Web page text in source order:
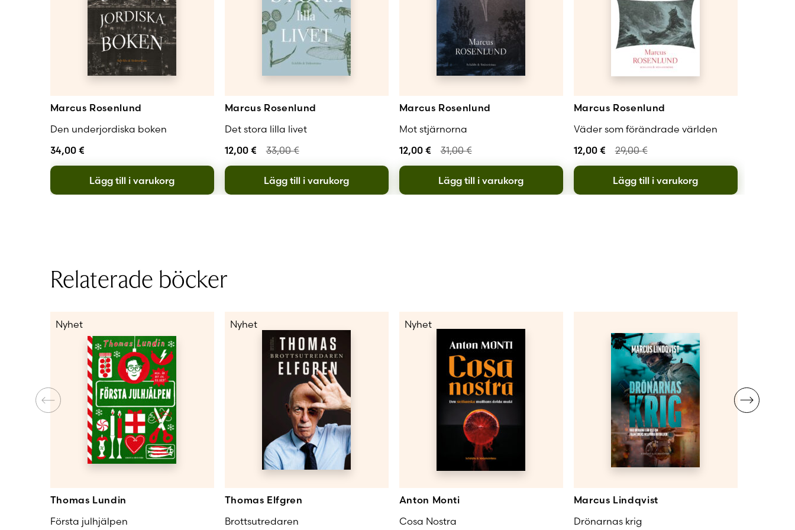
Marcus Rosenlund
Den underjordiska boken
34,00 €
Lägg till i varukorg
Marcus Rosenlund
Det stora lilla livet
12,00 € 33,00€
Lägg till i varukorg
Marcus Rosenlund
Mot stjärnorna
12,00 € 31,00€
Lägg till i varukorg
Marcus Rosenlund
Väder som förändrade världen
12,00 € 29,00€
Lägg till i varukorg
Relaterade böcker
Nyhet
Thomas Lundin
Första julhjälpen
Nyhet
Thomas Elfgren
Brottsutredaren
Nyhet
Anton Monti
Cosa Nostra
Marcus Lindqvist
Drönarnas krig